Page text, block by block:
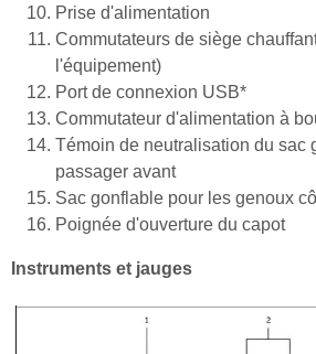
Prise d'alimentation
Commutateurs de siège
l'équipement)
Port de connexion USB*
Commutateur d'alimentation à
Témoin de neutralisation du sac
passager avant
Sac gonflable pour les genoux
Poignée d'ouverture du capot
Instruments et jauges